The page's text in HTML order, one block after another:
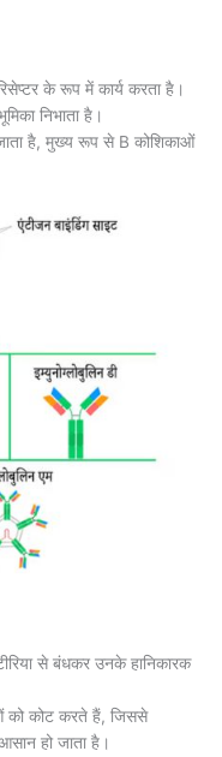
के रूप में कार्य करता है।
निभाता है।
है, मुख्य रूप से B कोशिकाओं
से बंधकर उनके हानिकारक
को कोट करते हैं, जिससे
हो जाता है।